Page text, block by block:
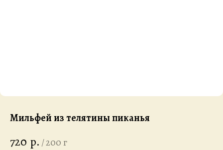
Мильфей из телятины пиканья
720 р. /200 г